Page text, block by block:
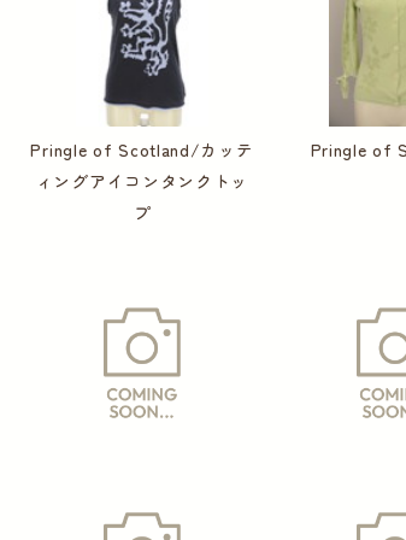
Pringle of Scotland/カッテ
ィングアイコンタンクトッ
プ
Pringle of